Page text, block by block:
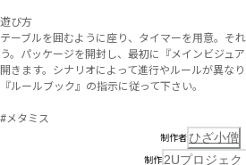
遊び方
テーブルを囲むように座り、タイマーを用意。そ
う。パッケージを開封し、最初に『メインビジュ
開きます。シナリオによって進行やルールが異な
『ルールブック』の指示に従って下さい。
#メタミス
制作者ひざ小僧
制作 2Uプロジェク